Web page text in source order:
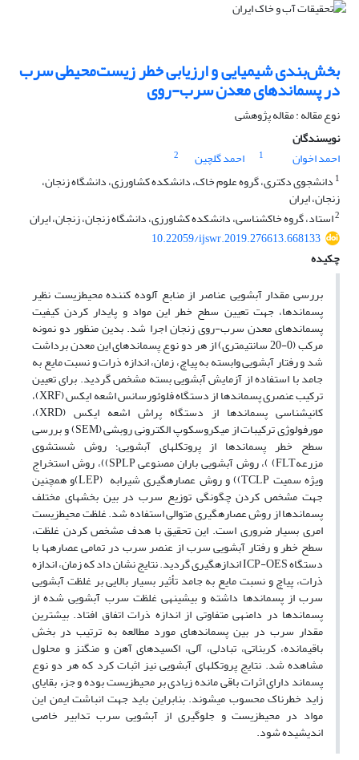
بخش‌بندی شیمیایی و ارزیابی خطر زیست‌محیطی سرب
در پسماندهای معدن سرب-روی
نوع مقاله : مقاله پژوهشی
نویسندگان
احمد اخوان
1 احمد گلچین
2
1 دانشجوی دکتری، گروه علوم خاک، دانشکده کشاورزی، دانشگاه زنجان،
زنجان، ایران
2استاد، گروه خاکشناسی، دانشکده کشاورزی، دانشگاه زنجان، زنجان، ایران
10.22059/ijswr.2019.276613.668133
چکیده
بررسی مقدار آبشویی عناصر از منابع آلوده کننده محیط­زیست نظیر
پسماندها، جهت تعیین سطح خطر این مواد و پایدار کردن کیفیت
پسماندهای معدن سرب-روی زنجان اجرا شد. بدین منظور دو نمونه
مرکب (0-20 سانتیمتری) از هر دو نوع پسماندهای این معدن برداشت
شد و رفتار آبشویی وابسته به پی­اچ، زمان، اندازه ذرات و نسبت مایع به
جامد با استفاده از آزمایش آبشویی بسته مشخص گردید. برای تعیین
ترکیب عنصری پسماندها از دستگاه فلوئورسانس اشعه ایکس (XRF)،
کانی­شناسی پسماندها از دستگاه پراش اشعه ایکس (XRD)،
مورفولوژی ترکیبات از میکروسکوپ الکترونی روبشی (SEM) و بررسی
سطح خطر پسماندها از پروتکل­های آبشویی؛ روش شستشوی
مزرعهFLT) )، روش آبشویی باران مصنوعی SPLP))، روش استخراج
ویژه سمیت TCLP)) و روش عصاره­گیری شیرابه (LEP)و همچنین
جهت مشخص کردن چگونگی توزیع سرب در بین بخش­های مختلف
پسماندها از روش عصاره­گیری متوالی استفاده شد. غلظت محیط­زیست
امری بسیار ضروری است. این تحقیق با هدف مشخص کردن غلظت،
سطح خطر و رفتار آبشویی سرب از عنصر سرب در تمامی عصاره­ها با
دستگاه ICP-OES اندازه­گیری گردید. نتایج نشان داد که زمان، اندازه
ذرات، پی­اچ و نسبت مایع به جامد تأثیر بسیار بالایی بر غلظت آبشویی
سرب از پسماندها داشته و بیشینه­ی غلظت سرب آبشویی شده از
پسماندها در دامنه­ی متفاوتی از اندازه ذرات اتفاق افتاد. بیشترین
مقدار سرب در بین پسماندهای مورد مطالعه به ترتیب در بخش
باقیمانده، کربناتی، تبادلی، آلی، اکسیدهای آهن و منگنز و محلول
مشاهده شد. نتایج پروتکل­های آبشویی نیز اثبات کرد که هر دو نوع
پسماند دارای اثرات باقی مانده زیادی بر محیط­زیست بوده و جزء بقایای
زاید خطرناک محسوب می­شوند. بنابراین باید جهت انباشت ایمن این
مواد در محیط­زیست و جلوگیری از آبشویی سرب تدابیر خاصی
اندیشیده شود.